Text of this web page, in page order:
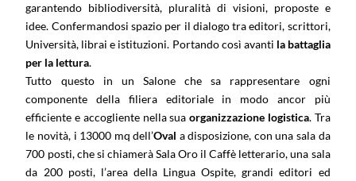
garantendo bibliodiversità, pluralità di visioni, proposte e
idee. Confermandosi spazio per il dialogo tra editori, scrittori,
Università, librai e istituzioni. Portando così avanti la battaglia
per la lettura.
Tutto questo in un Salone che sa rappresentare ogni
componente della filiera editoriale in modo ancor più
efficiente e accogliente nella suaorganizzazione logistica. Tra
le novità, i 13000 mq dell’Oval a disposizione, con una sala da
700 posti, che si chiamerà Sala Oro il Caffè letterario, una sala
da 200 posti, l’area della Lingua Ospite, grandi editori ed